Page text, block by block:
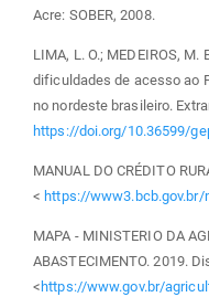
Acre: SOBER, 2008.
LIMA, L. O.; MEDEIROS,
dificuldades de acesso ao
no nordeste brasileiro.
https://doi.org/10.36599/
MANUAL DO CRÉDITO
< https://www3.bcb.gov.br/
MAPA - MINISTERIO DA
ABASTECIMENTO. 2019.
< https://www.gov.br/